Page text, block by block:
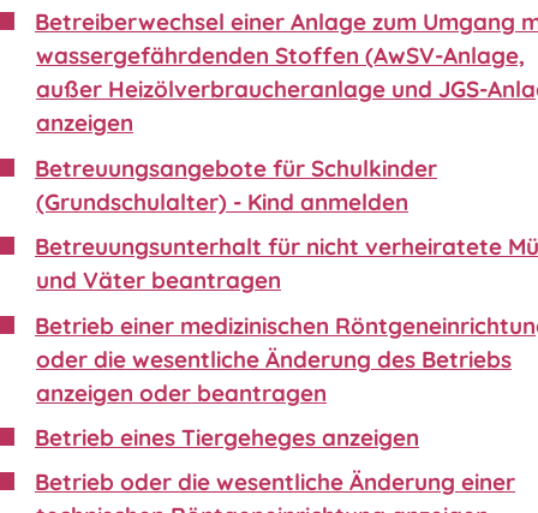
Betreiberwechsel einer Anlage zum Umgang
wassergefährdenden Stoffen (AwSV-Anlage,
außer Heizölverbraucheranlage und JGS-
anzeigen
Betreuungsangebote für Schulkinder
(Grundschulalter) - Kind anmelden
Betreuungsunterhalt für nicht verheiratete
und Väter beantragen
Betrieb einer medizinischen
oder die wesentliche Änderung des Betriebs
anzeigen oder beantragen
Betrieb eines Tiergeheges anzeigen
Betrieb oder die wesentliche Änderung einer